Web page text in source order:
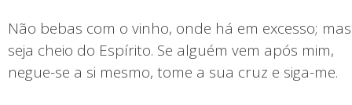
Não bebas com o vinho, onde há em excesso; mas
seja cheio do Espírito. Se alguém vem após mim,
negue-se a si mesmo, tome a sua cruz e siga-me.